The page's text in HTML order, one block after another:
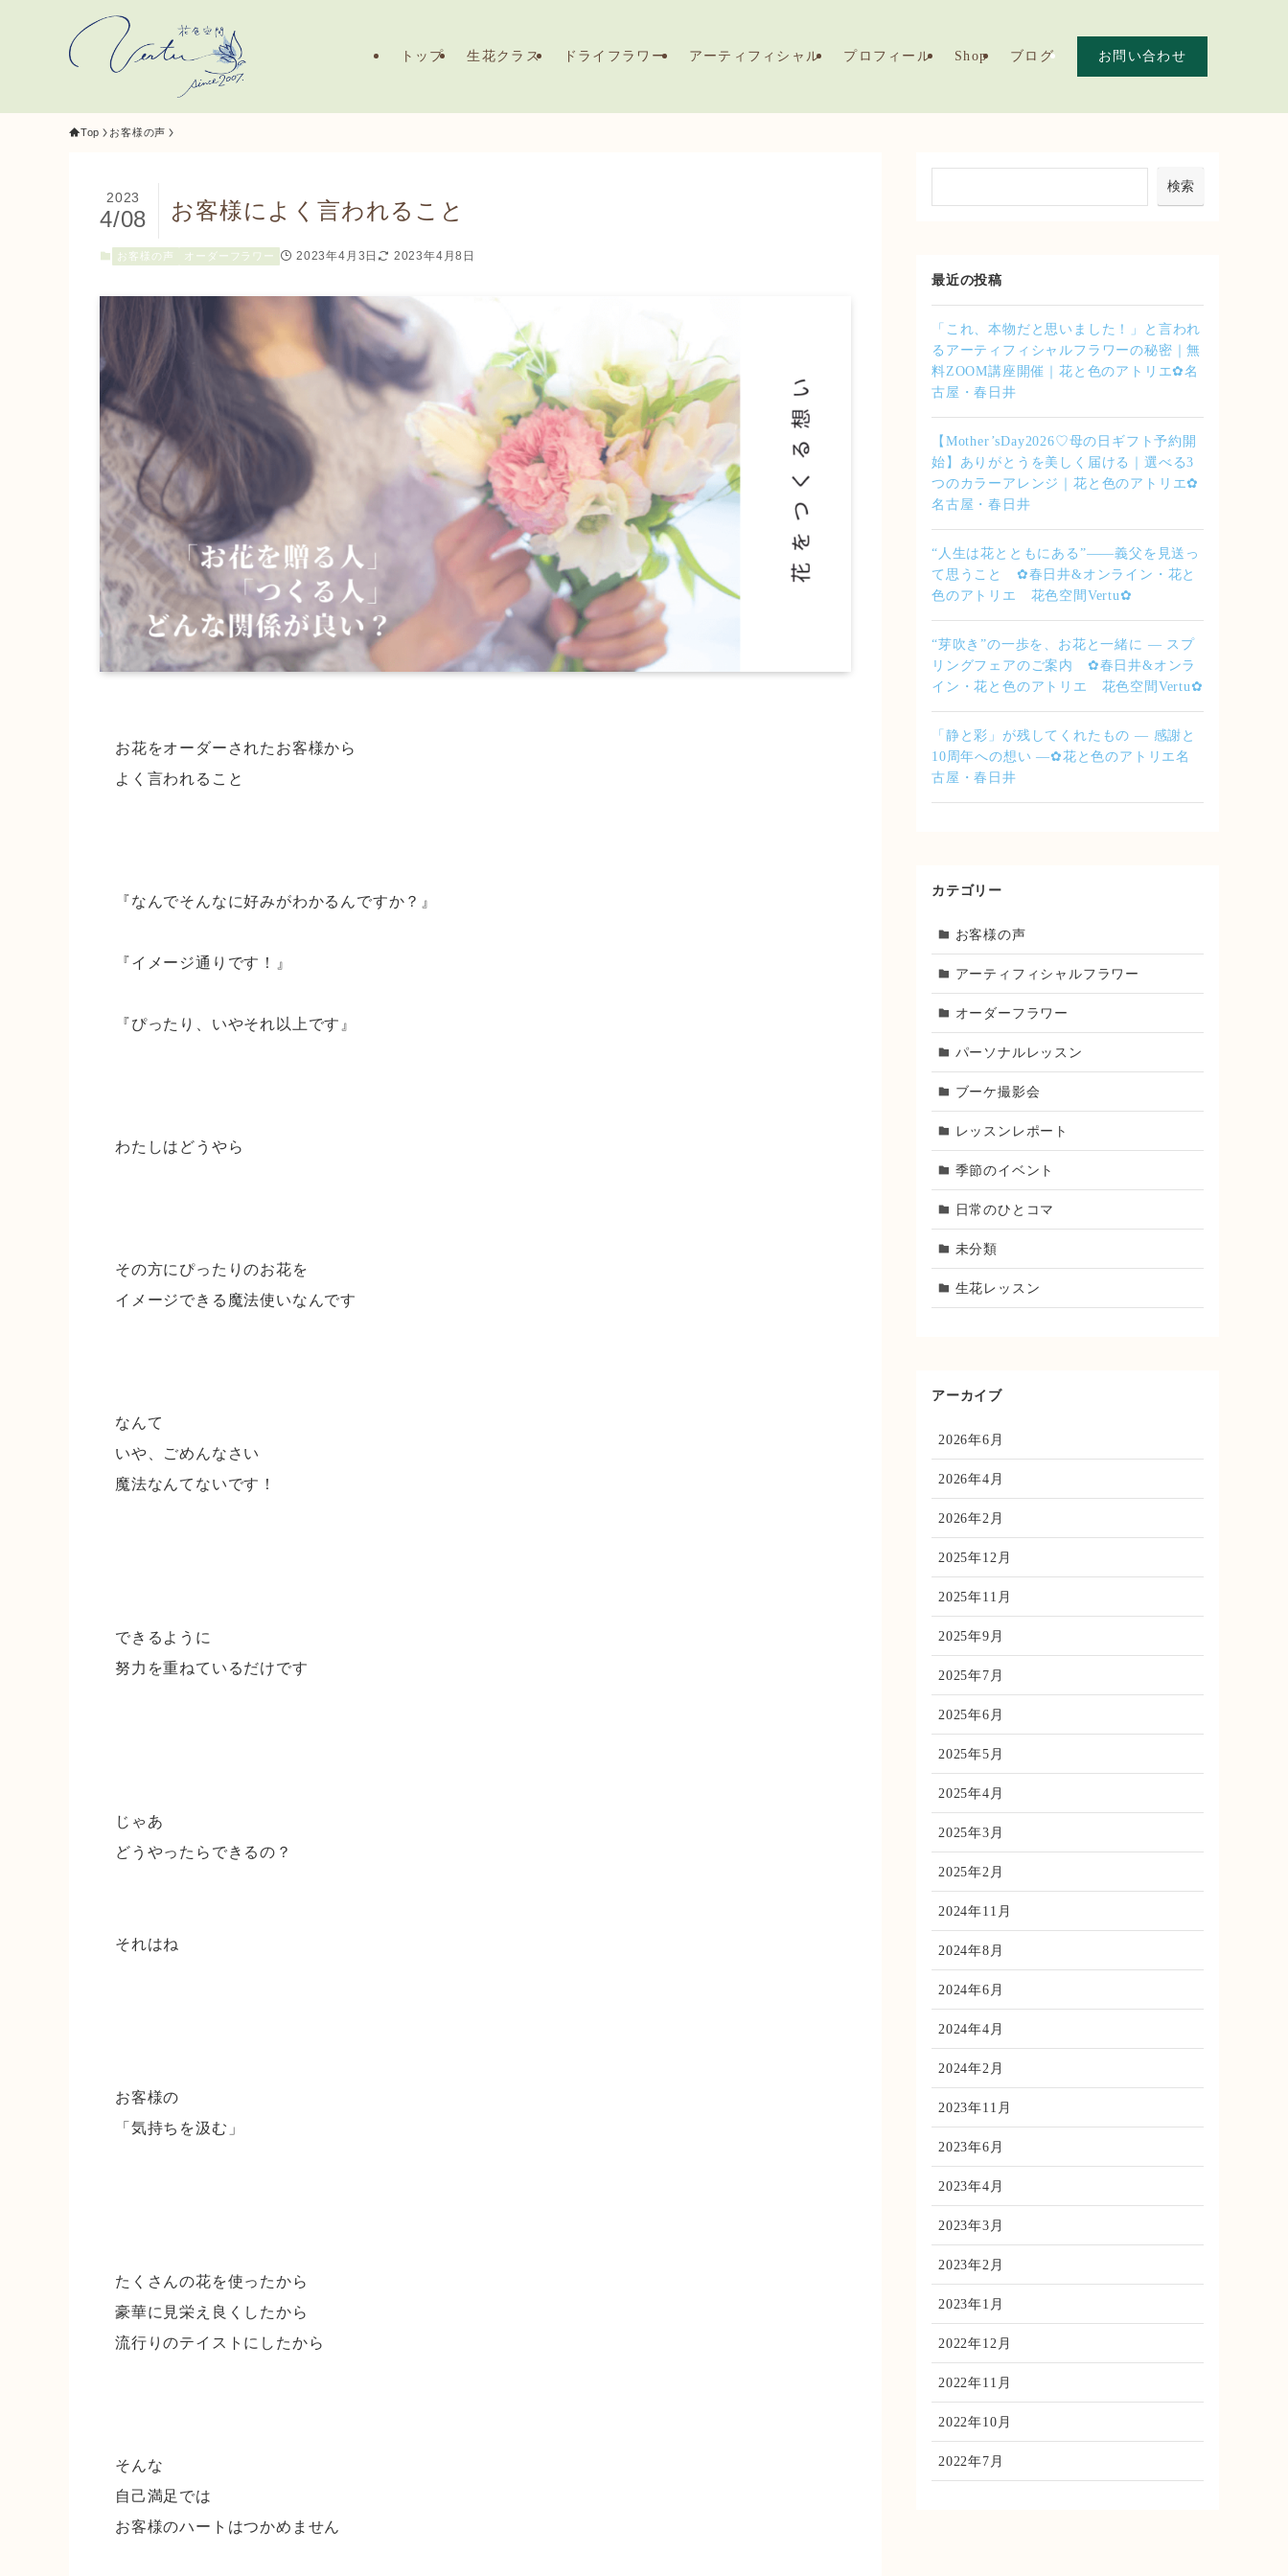
トップ 生花クラス ドライフラワー アーティフィシャル プロフィール Shop ブログ お問い合わせ
Top お客様の声
お客様によく言われること
2023
4/08
お客様の声 オーダーフラワー 2023年4月3日 2023年4月8日
お花をオーダーされたお客様から
よく言われること
『なんでそんなに好みがわかるんですか？』
『イメージ通りです！』
『ぴったり、いやそれ以上です』
わたしはどうやら
その方にぴったりのお花を
イメージできる魔法使いなんです
なんて
いや、ごめんなさい
魔法なんてないです！
できるように
努力を重ねているだけです
じゃあ
どうやったらできるの？⁡
それはね
お客様の
「気持ちを汲む」
たくさんの花を使ったから
豪華に見栄え良くしたから
流行りのテイストにしたから
そんな
自己満足では
お客様のハートはつかめません
検索
最近の投稿
「これ、本物だと思いました！」と言われ
るアーティフィシャルフラワーの秘密｜無
料ZOOM講座開催｜花と色のアトリエ✿名
古屋・春日井
【Mother’sDay2026♡母の日ギフト予約開
始】ありがとうを美しく届ける｜選べる3
つのカラーアレンジ｜花と色のアトリエ✿
名古屋・春日井
“人生は花とともにある”――義父を見送っ
て思うこと ✿春日井&オンライン・花と
色のアトリエ 花色空間Vertu✿
“芽吹き”の一歩を、お花と一緒に — スプ
リングフェアのご案内 ✿春日井&オンラ
イン・花と色のアトリエ 花色空間Vertu✿
「静と彩」が残してくれたもの ― 感謝と
10周年への想い ―✿花と色のアトリエ名
古屋・春日井
カテゴリー
お客様の声
アーティフィシャルフラワー
オーダーフラワー
パーソナルレッスン
ブーケ撮影会
レッスンレポート
季節のイベント
日常のひとコマ
未分類
生花レッスン
アーカイブ
2026年6月
2026年4月
2026年2月
2025年12月
2025年11月
2025年9月
2025年7月
2025年6月
2025年5月
2025年4月
2025年3月
2025年2月
2024年11月
2024年8月
2024年6月
2024年4月
2024年2月
2023年11月
2023年6月
2023年4月
2023年3月
2023年2月
2023年1月
2022年12月
2022年11月
2022年10月
2022年7月